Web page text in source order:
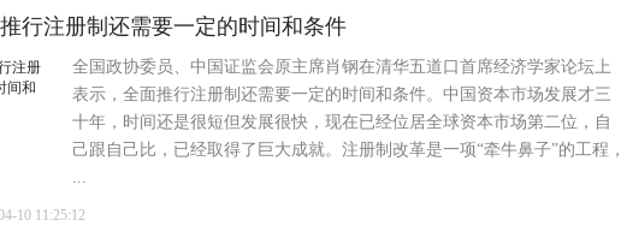
行注册制还需要一定的时间和条件
全国政协委员、中国证监会原主席肖钢在清华五道口首席经济学家论坛上
表示，全面推行注册制还需要一定的时间和条件。中国资本市场发展才三
十年，时间还是很短但发展很快，现在已经位居全球资本市场第二位，自
己跟自己比，已经取得了巨大成就。注册制改革是一项“牵牛鼻子”的工程，
...
10 11:25:12